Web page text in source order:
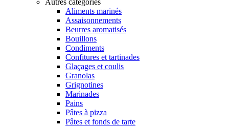
Autres catégories
Aliments marinés
Assaisonnements
Beurres aromatisés
Bouillons
Condiments
Confitures et tartinades
Glaçages et coulis
Granolas
Grignotines
Marinades
Pains
Pâtes à pizza
Pâtes et fonds de tarte